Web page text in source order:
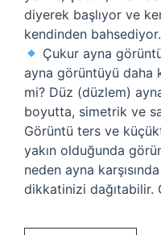
diyerek başlıyor ve
kendinden
Çukur ayna
ayna görüntüyü daha
mi? Düz (düzlem)
boyutta, simetrik ve
Görüntü ters ve
yakın olduğunda
neden ayna
dikkatinizi dağıtabilir.